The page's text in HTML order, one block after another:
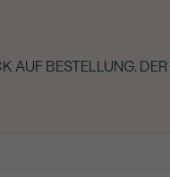
AUF BESTELLUNG.